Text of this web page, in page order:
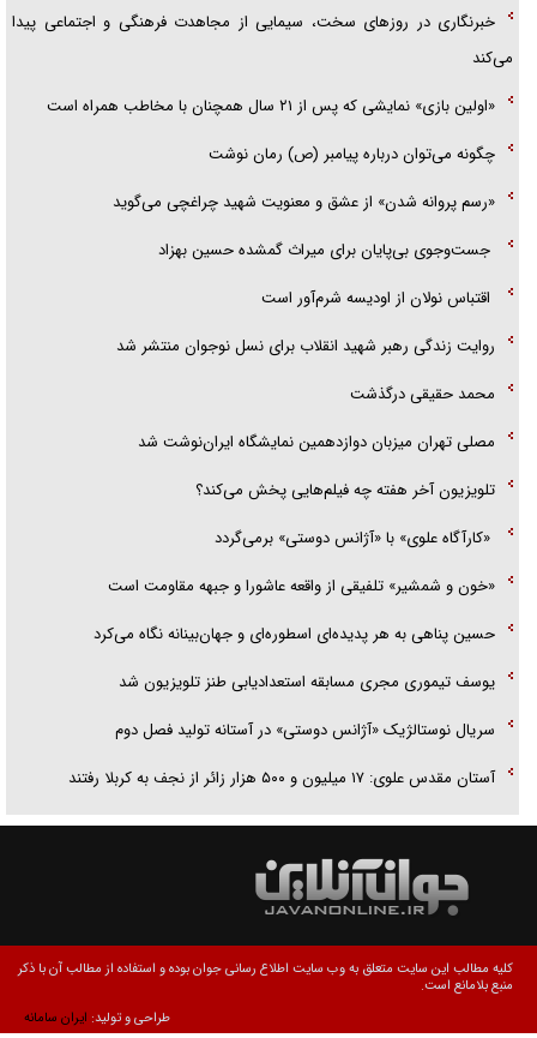
خبرنگاری در روزهای سخت، سیمایی از مجاهدت فرهنگی و اجتماعی پیدا
می‌کند
«اولین بازی» نمایشی که پس از ۲۱ سال همچنان با مخاطب همراه است
چگونه می‌توان درباره پیامبر (ص) رمان نوشت
«رسم پروانه شدن» از عشق و معنویت شهید چراغچی می‌گوید
جست‌وجوی بی‌پایان برای میراث گمشده حسین بهزاد
اقتباس نولان از اودیسه شرم‌آور است
روایت زندگی رهبر شهید انقلاب برای نسل نوجوان منتشر شد
محمد حقیقی درگذشت
مصلی تهران میزبان دوازدهمین نمایشگاه ایران‌نوشت شد
تلویزیون آخر هفته چه فیلم‌هایی پخش می‌کند؟
«کارآگاه علوی» با «آژانس دوستی» برمی‌گردد
«خون و شمشیر» تلفیقی از واقعه عاشورا و جبهه مقاومت است
حسین پناهی به هر پدیده‌ای اسطوره‌ای و جهان‌بینانه نگاه می‌کرد
یوسف تیموری مجری مسابقه استعدادیابی طنز تلویزیون شد
سریال نوستالژیک «آژانس دوستی» در آستانه تولید فصل دوم
آستان مقدس علوی: ۱۷ میلیون و ۵۰۰ هزار زائر از نجف به کربلا رفتند
کلیه مطالب این سایت متعلق به وب سایت اطلاع رسانی جوان بوده و استفاده از مطالب آن با ذکر
منبع بلامانع است.
طراحی و تولید: ایران سامانه